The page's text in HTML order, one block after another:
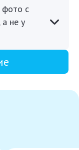
фото с
не у